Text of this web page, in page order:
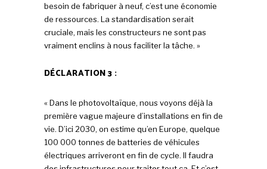
besoin de fabriquer à neuf, c’est une économie
de ressources. La standardisation serait
cruciale, mais les constructeurs ne sont pas
vraiment enclins à nous faciliter la tâche. »
DÉCLARATION 3 :
« Dans le photovoltaïque, nous voyons déjà la
première vague majeure d’installations en fin de
vie. D’ici 2030, on estime qu’en Europe, quelque
100 000 tonnes de batteries de véhicules
électriques arriveront en fin de cycle. Il faudra